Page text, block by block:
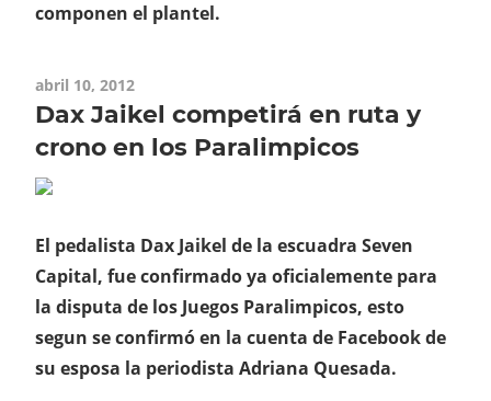
componen el plantel.
abril 10, 2012
Dax Jaikel competirá en ruta y
crono en los Paralimpicos
El pedalista Dax Jaikel de la escuadra Seven
Capital, fue confirmado ya oficialemente para
la disputa de los Juegos Paralimpicos, esto
segun se confirmó en la cuenta de Facebook de
su esposa la periodista Adriana Quesada.